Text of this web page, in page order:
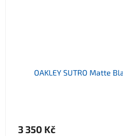
OAKLEY SUTRO Matte
3 350 Kč